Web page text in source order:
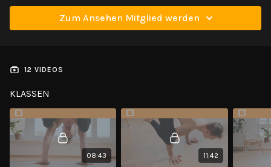
Du wirst Schritt-für-Schritt durch die 11 bekanntesten
erfahrene Yoga Praktizierende geeignet.
Zum Ansehen Mitglied werden
12 VIDEOS
KLASSEN
08:43 11:42